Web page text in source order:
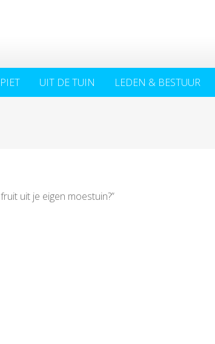
UIT DE TUIN LEDEN & BESTUUR
uit je eigen moestuin?”